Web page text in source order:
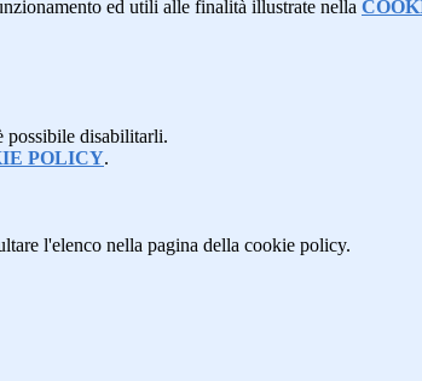
ed utili alle finalità illustrate nella
possibile disabilitarli.
POLICY.
l'elenco nella pagina della cookie policy.